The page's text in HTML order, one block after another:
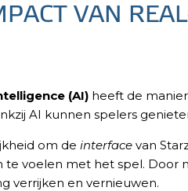
VAN
(AI) heeft de
AI kunnen spelers
om deinterface van
te voelen met het spel. Door
verrijken en vernieuwen.